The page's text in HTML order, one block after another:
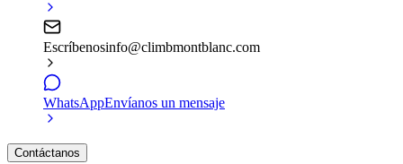
Escríbenosinfo@climbmontblanc.com
WhatsAppEnvíanos un mensaje
Contáctanos